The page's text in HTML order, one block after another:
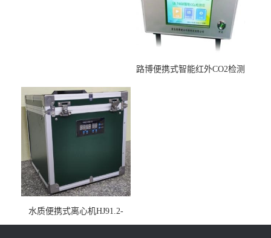
路博便携式智能红外CO2检测
水质便携式离心机HJ91.2-
2022地表水总磷监测内置有